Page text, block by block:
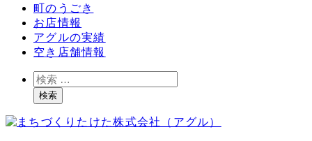
町のうごき
お店情報
アグルの実績
空き店舗情報
検
索検索